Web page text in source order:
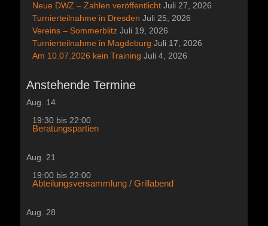
Neue DWZ – Zahlen veröffentlicht Juli 27, 2026
Turnierteilnahme in Dresden Juli 25, 2026
Vereins – Sommerblitz Juli 19, 2026
Turnierteilnahme in Magdeburg Juli 17, 2026
Am 10.07.2026 kein Training Juli 4, 2026
Anstehende Termine
Aug. 14
19:30 bis 22:00
Beratungspartien
Aug. 21
19:00 bis 22:00
Abteilungsversammlung / Grillabend
Aug. 28